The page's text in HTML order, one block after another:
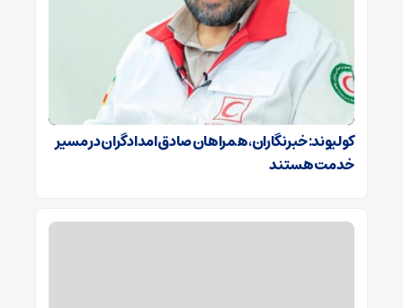
کولیوند: خبرنگاران، همراهان صادق امدادگران در مسیر
خدمت هستند